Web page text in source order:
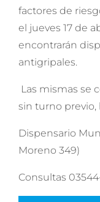
factores de
el jueves 17 de
encontrarán
antigripales.
Las mismas se
sin turno previo,
Dispensario
Moreno 349)
Consultas